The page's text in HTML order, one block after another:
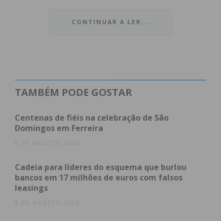
desde a primeira hora no terreno, garantindo
resposta às situações mais urgentes. Foi
assegurado o abastecimento de água; Centros de
saúde e lares funcionaram com recurso a
geradores; Serviços prioritários foram
Também o Hospital Padre Américo está já a
funcionar normalmente, depois de terem
suspendido as visitas, nos Hospitais Padre Américo
CONTINUAR A LER...
TAMBÉM PODE GOSTAR
Centenas de fiéis na celebração de São
Domingos em Ferreira
9 DE AGOSTO 2026
Cadeia para líderes do esquema que burlou
bancos em 17 milhões de euros com falsos
leasings
8 DE AGOSTO 2026